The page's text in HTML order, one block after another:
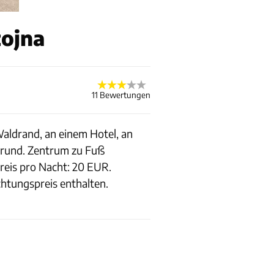
11 Bewertungen
an einem Hotel, an
Zentrum zu Fuß
pro Nacht: 20 EUR.
enthalten.